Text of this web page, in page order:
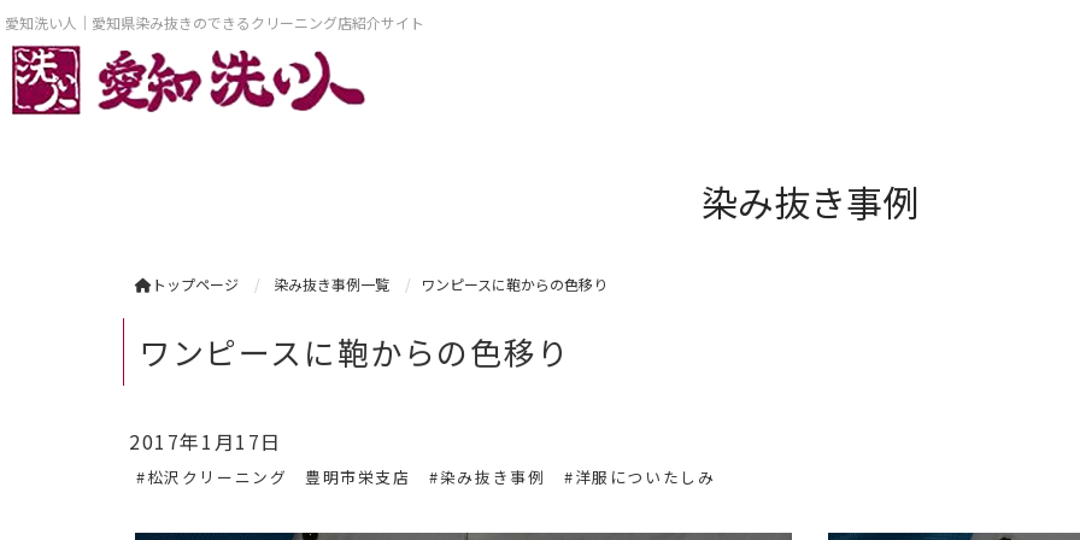
愛知洗い人｜愛知県染み抜きのできるクリーニング店紹介サイト
染み抜き事例
トップページ 染み抜き事例一覧 ワンピースに鞄からの色移り
ワンピースに鞄からの色移り
2017年1月17日
#松沢クリーニング 豊明市栄支店 #染み抜き事例 #洋服についたしみ